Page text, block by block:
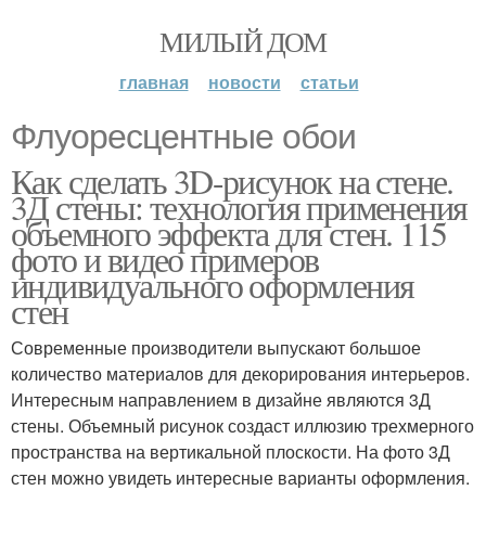
МИЛЫЙ ДОМ
главная новости статьи
Флуоресцентные обои
Как сделать 3D-рисунок на стене.
3Д стены: технология применения
объемного эффекта для стен. 115
фото и видео примеров
индивидуального оформления
стен
Современные производители выпускают большое
количество материалов для декорирования интерьеров.
Интересным направлением в дизайне являются 3Д
стены. Объемный рисунок создаст иллюзию трехмерного
пространства на вертикальной плоскости. На фото 3Д
стен можно увидеть интересные варианты оформления.